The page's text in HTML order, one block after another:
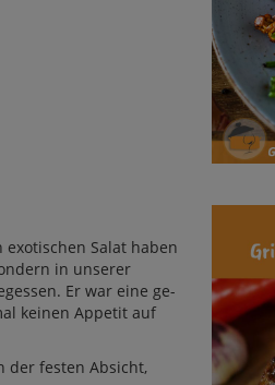
Sa­lat ha­ben
in unserer
Er war eine ge­
kei­nen Ap­petit auf
der fes­ten Ab­sicht,